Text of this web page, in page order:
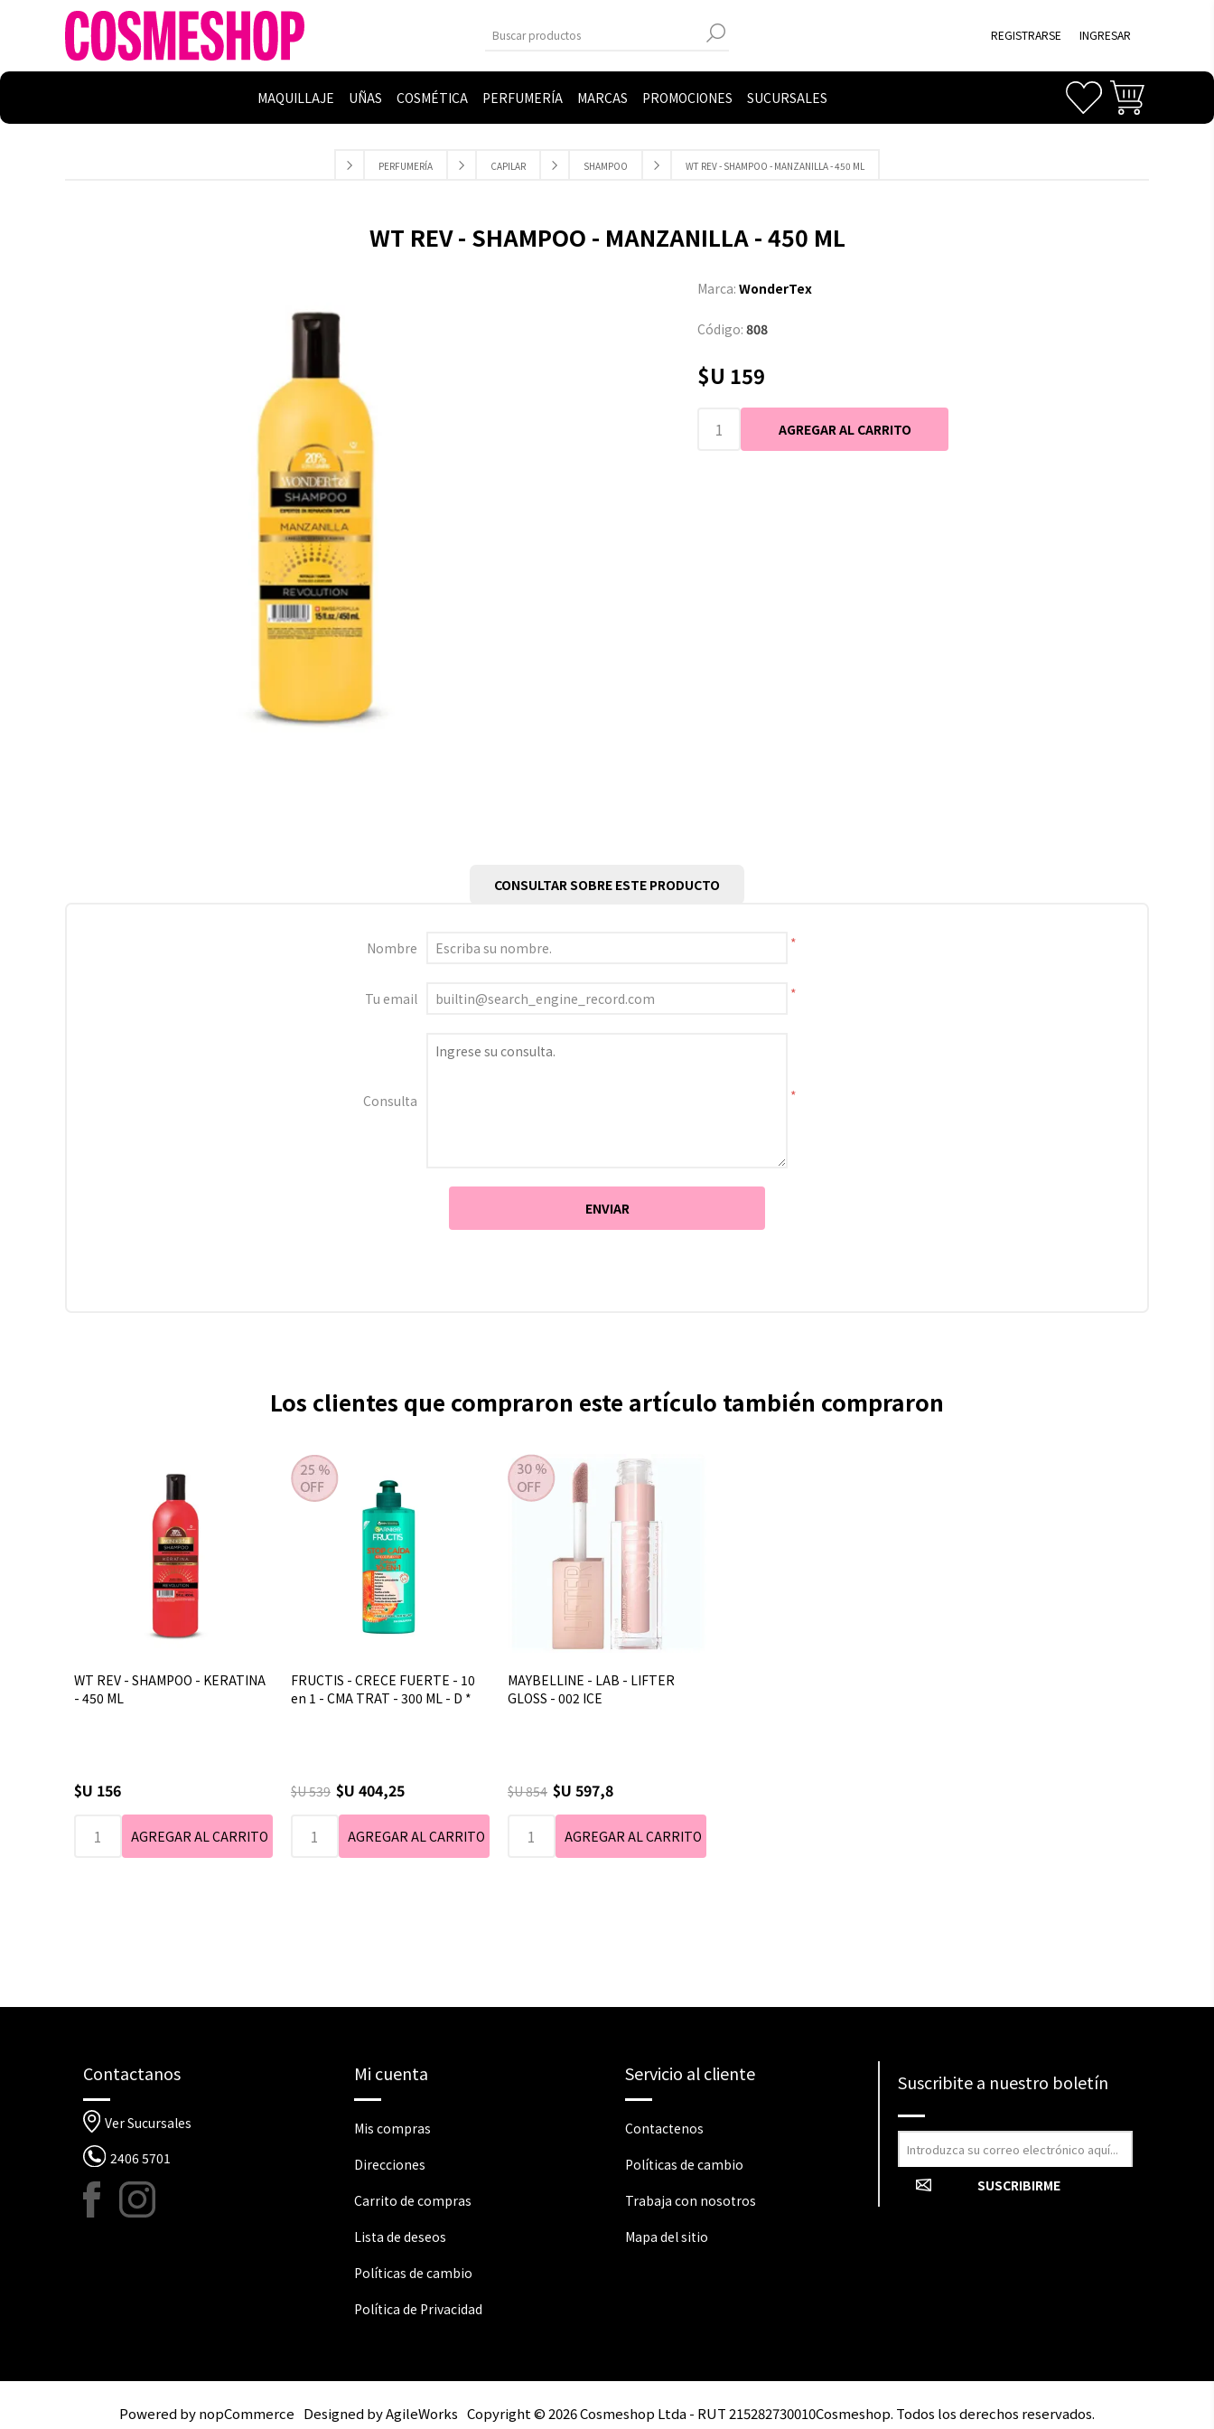
REGISTRARSE INGRESAR
MAQUILLAJE UÑAS COSMÉTICA PERFUMERÍA MARCAS PROMOCIONES SUCURSALES
PERFUMERÍA CAPILAR SHAMPOO WT REV - SHAMPOO - MANZANILLA - 450 ML
WT REV - SHAMPOO - MANZANILLA - 450 ML
Marca: WonderTex
Código: 808
$U 159
CONSULTAR SOBRE ESTE PRODUCTO
Nombre *
Tu email *
Consulta *
Los clientes que compraron este artículo también compraron
WT REV - SHAMPOO - KERATINA
- 450 ML
$U 156
FRUCTIS - CRECE FUERTE - 10
en 1 - CMA TRAT - 300 ML - D *
$U 539 $U 404,25
MAYBELLINE - LAB - LIFTER
GLOSS - 002 ICE
$U 854 $U 597,8
Contactanos
Ver Sucursales
2406 5701
Mi cuenta
Mis compras
Direcciones
Carrito de compras
Lista de deseos
Políticas de cambio
Política de Privacidad
Servicio al cliente
Contactenos
Políticas de cambio
Trabaja con nosotros
Mapa del sitio
Suscribite a nuestro boletín
Powered bynopCommerce Designed byAgileWorks Copyright © 2026 Cosmeshop Ltda - RUT 215282730010Cosmeshop. Todos los derechos reservados.